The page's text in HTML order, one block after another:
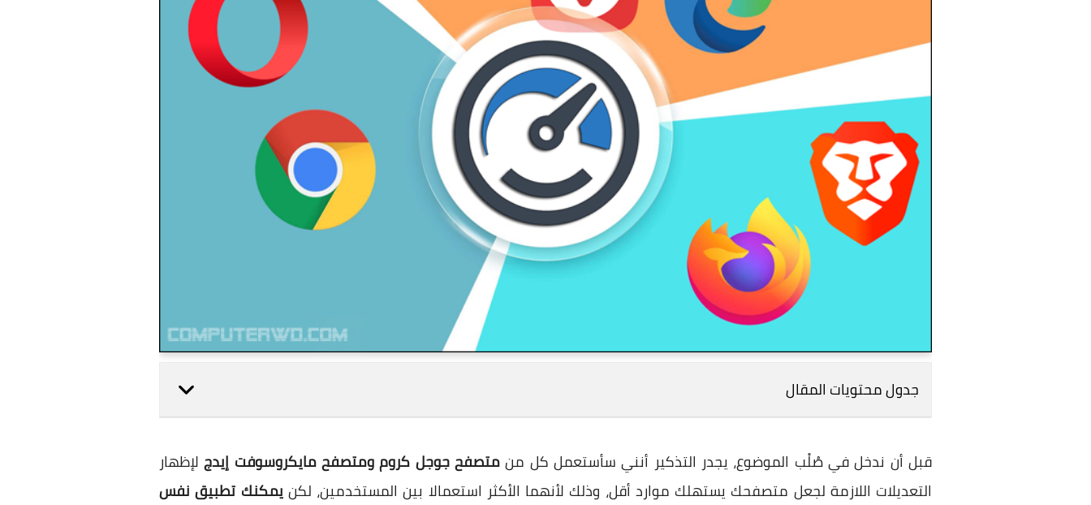
جدول محتويات المقال
قبل أن ندخل في صُلْب الموضوع، يجدر التذكير أنني سأستعمل كل منمتصفح جوجل كروم ومتصفح مايكروسوفت إيدجلإظهار
التعديلات اللازمة لجعل متصفحك يستهلك موارد أقل، وذلك لأنهما الأكثر استعمالا بين المستخدمين، لكنيمكنك تطبيق نفس